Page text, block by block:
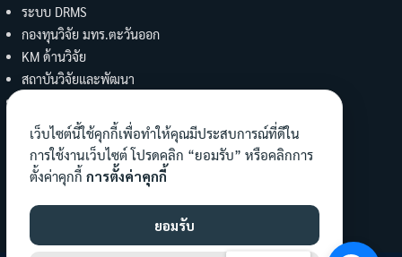
ระบบ DRMS
กองทุนวิจัย มทร.ตะวันออก
KM ด้านวิจัย
สถาบันวิจัยและพัฒนา
งานบริการวิชาการ คณะวิทย์ฯ
ทำนุบำรุงศิลปะและวัฒนธรรม
ข้อมูลงานทำนุฯ คณะ
เผยแพร่องค์ความรู้
เว็บไซต์นี้ใช้คุกกี้เพื่อทำให้คุณมีประสบการณ์ที่ดีใน
การใช้งานเว็บไซต์ โปรดคลิก “ยอมรับ” หรือคลิกการ
ตั้งค่าคุกกี้ การตั้งค่าคุกกี้
ยอมรับ